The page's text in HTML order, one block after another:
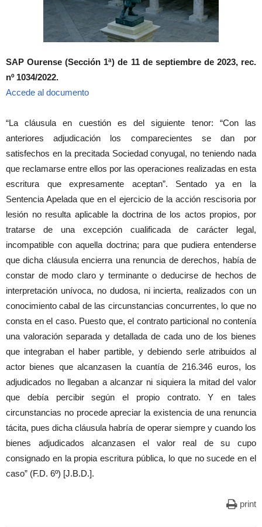
SAP Ourense (Sección 1ª) de 11 de septiembre de 2023, rec.
nº 1034/2022.
Accede al documento
“La cláusula en cuestión es del siguiente tenor: “Con las
anteriores adjudicación los comparecientes se dan por
satisfechos en la precitada Sociedad conyugal, no teniendo nada
que reclamarse entre ellos por las operaciones realizadas en esta
escritura que expresamente aceptan”. Sentado ya en la
Sentencia Apelada que en el ejercicio de la acción rescisoria por
lesión no resulta aplicable la doctrina de los actos propios, por
tratarse de una excepción cualificada de carácter legal,
incompatible con aquella doctrina; para que pudiera entenderse
que dicha cláusula encierra una renuncia de derechos, había de
constar de modo claro y terminante o deducirse de hechos de
interpretación unívoca, no dudosa, ni incierta, realizados con un
conocimiento cabal de las circunstancias concurrentes, lo que no
consta en el caso. Puesto que, el contrato particional no contenía
una valoración separada y detallada de cada uno de los bienes
que integraban el haber partible, y debiendo serle atribuidos al
actor bienes que alcanzasen la cuantía de 216.346 euros, los
adjudicados no llegaban a alcanzar ni siquiera la mitad del valor
que debía percibir según el propio contrato. Y en tales
circunstancias no procede apreciar la existencia de una renuncia
tácita, pues dicha cláusula habría de operar siempre y cuando los
bienes adjudicados alcanzasen el valor real de su cupo
consignado en la propia escritura pública, lo que no sucede en el
caso” (F.D. 6º) [J.B.D.].
print